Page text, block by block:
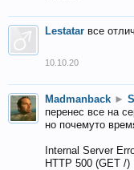
Lestatar все
10.10.20
Madmanback ►
перенес все на
но почемуто
Internal Server
HTTP 500 (GET /)